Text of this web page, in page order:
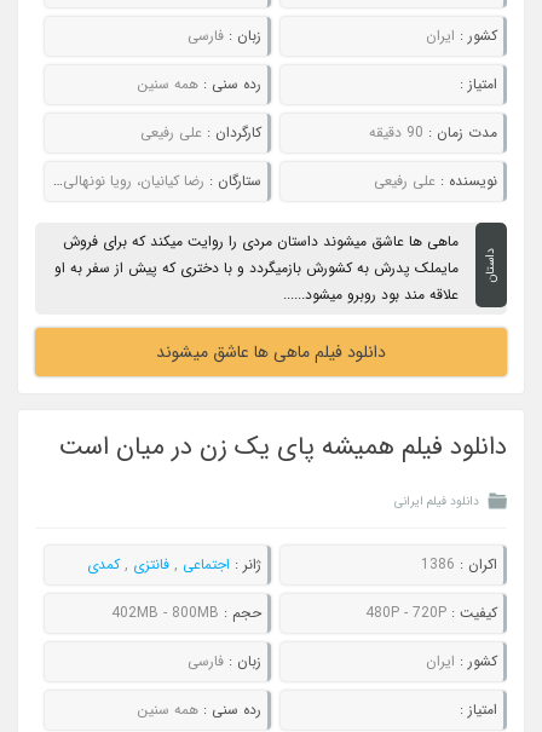
کشور : ایران زبان : فارسی
امتیاز : رده سنی : همه سنین
مدت زمان : 90 دقیقه کارگردان : علی رفیعی
نویسنده :علی رفیعی ستارگان : رضا کیانیان، رویا نونهالی، گلشیفته فراهانی، مریم سعادت
داستان
ماهی ها عاشق میشوند داستان مردی را روایت میکند که برای فروش
مایملک پدرش به کشورش بازمیگردد و با دختری که پیش از سفر به او
علاقه مند بود روبرو میشود......
دانلود فیلم ماهی ها عاشق میشوند
دانلود فیلم همیشه پای یک زن در میان است
دانلود فیلم ایرانی
اکران : 1386 ژانر : اجتماعی , فانتزی ,کمدی
کیفیت :480P - 720P حجم : 402MB - 800MB
کشور : ایران زبان : فارسی
امتیاز : رده سنی : همه سنین